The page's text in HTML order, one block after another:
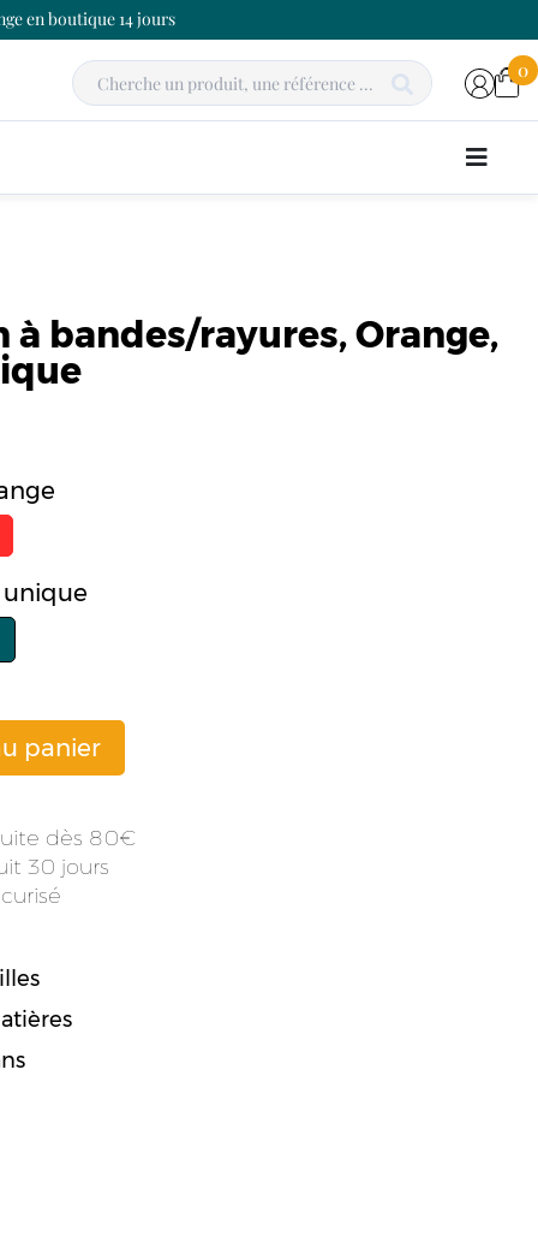
en boutique 14 jours
0
à bandes/rayures, Orange,
unique
panier
dès 80
30 jours